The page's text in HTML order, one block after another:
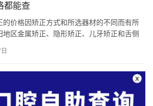
都能查
的价格因矫正方式和所选器材的不同而有所
区金属矫正、隐形矫正、儿牙矫正和舌侧